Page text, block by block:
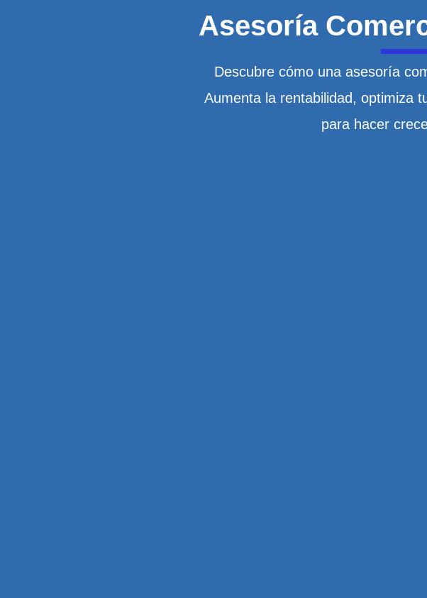
Asesoría
Descubre cómo una asesoría
Aumenta la rentabilidad, optimiza
para hacer